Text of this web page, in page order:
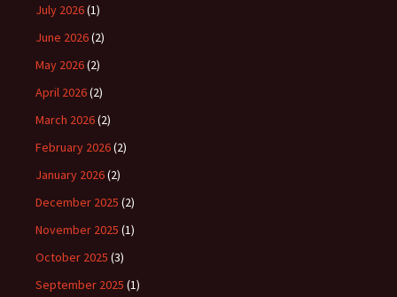
July 2026(1)
June 2026(2)
May 2026(2)
April 2026(2)
March 2026(2)
February 2026(2)
January 2026(2)
December 2025 (2)
November 2025 (1)
October 2025 (3)
September 2025 (1)